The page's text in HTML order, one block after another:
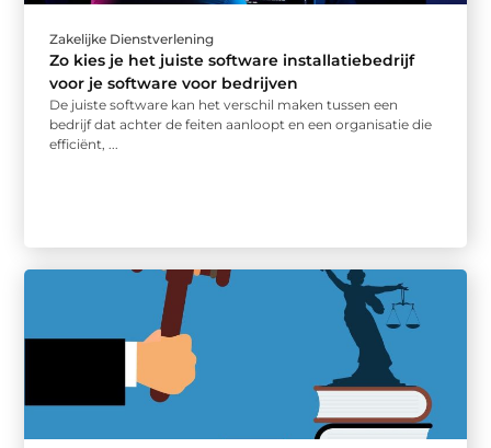
Zakelijke Dienstverlening
Zo kies je het juiste software installatiebedrijf
voor je software voor bedrijven
De juiste software kan het verschil maken tussen een
bedrijf dat achter de feiten aanloopt en een organisatie die
efficiënt, ...